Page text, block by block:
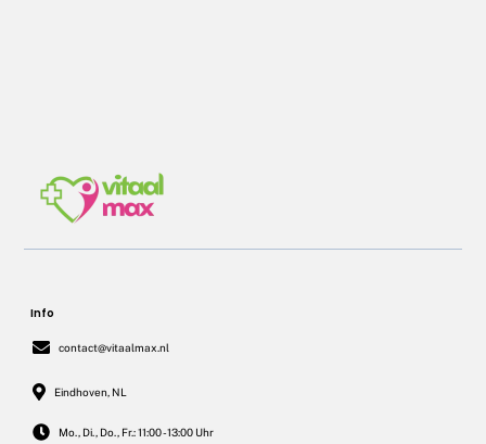
Info
contact@vitaalmax.nl
Eindhoven, NL
Mo., Di., Do., Fr.: 11:00 - 13:00 Uhr